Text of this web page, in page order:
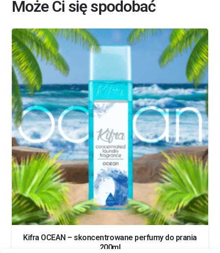
Może Ci się spodobać
Kifra OCEAN – skoncentrowane perfumy do prania
200ml